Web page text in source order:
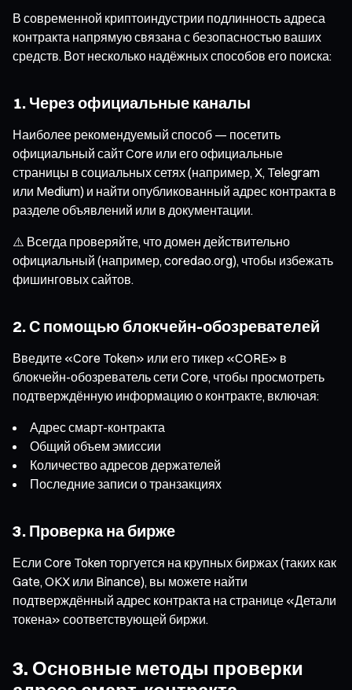
В современной криптоиндустрии подлинность адреса
контракта напрямую связана с безопасностью ваших
средств. Вот несколько надёжных способов его поиска:
1. Через официальные каналы
Наиболее рекомендуемый способ — посетить
официальный сайт Core или его официальные
страницы в социальных сетях (например, X, Telegram
или Medium) и найти опубликованный адрес контракта в
разделе объявлений или в документации.
⚠️ Всегда проверяйте, что домен действительно
официальный (например, coredao.org), чтобы избежать
фишинговых сайтов.
2. С помощью блокчейн-обозревателей
Введите «Core Token» или его тикер «CORE» в
блокчейн-обозреватель сети Core, чтобы просмотреть
подтверждённую информацию о контракте, включая:
Адрес смарт-контракта
Общий объем эмиссии
Количество адресов держателей
Последние записи о транзакциях
3. Проверка на бирже
Если Core Token торгуется на крупных биржах (таких как
Gate, OKX или Binance), вы можете найти
подтверждённый адрес контракта на странице «Детали
токена» соответствующей биржи.
3. Основные методы проверки